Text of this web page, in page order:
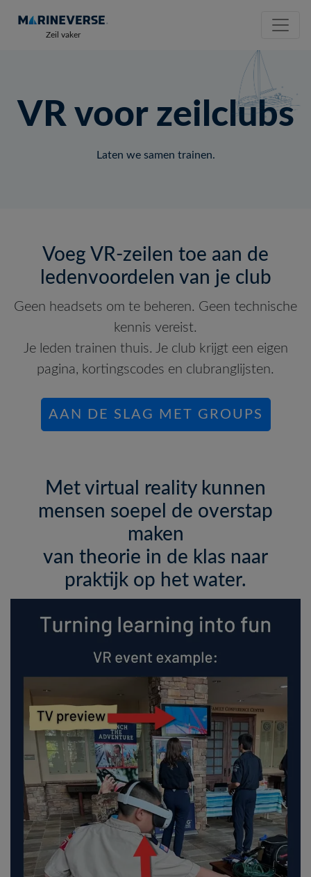
Zeil vaker
VR voor zeilclubs
Laten we samen trainen.
Voeg VR-zeilen toe aan de
ledenvoordelen van je club
Geen headsets om te beheren. Geen technische
kennis vereist.
Je leden trainen thuis. Je club krijgt een eigen
pagina, kortingscodes en clubranglijsten.
AAN DE SLAG MET GROUPS
Met virtual reality kunnen
mensen soepel de overstap
maken
van theorie in de klas naar
praktijk op het water.